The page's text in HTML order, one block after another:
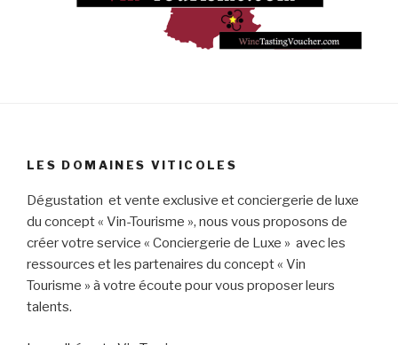
LES DOMAINES VITICOLES
Dégustation et vente exclusive et conciergerie de luxe
du concept « Vin-Tourisme », nous vous proposons de
créer votre service « Conciergerie de Luxe » avec les
ressources et les partenaires du concept « Vin
Tourisme » à votre écoute pour vous proposer leurs
talents.